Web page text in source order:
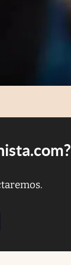
pestaña